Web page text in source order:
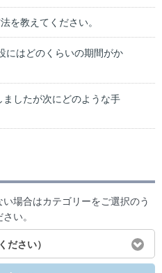
を教えてください。
にはどのくらいの期間がか
したが次にどのような手
い場合はカテゴリーをご選択のう
い。
ださい）